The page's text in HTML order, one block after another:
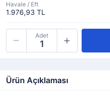
Havale / Eft
1.976,93 TL
Adet
Ürün Açıklaması